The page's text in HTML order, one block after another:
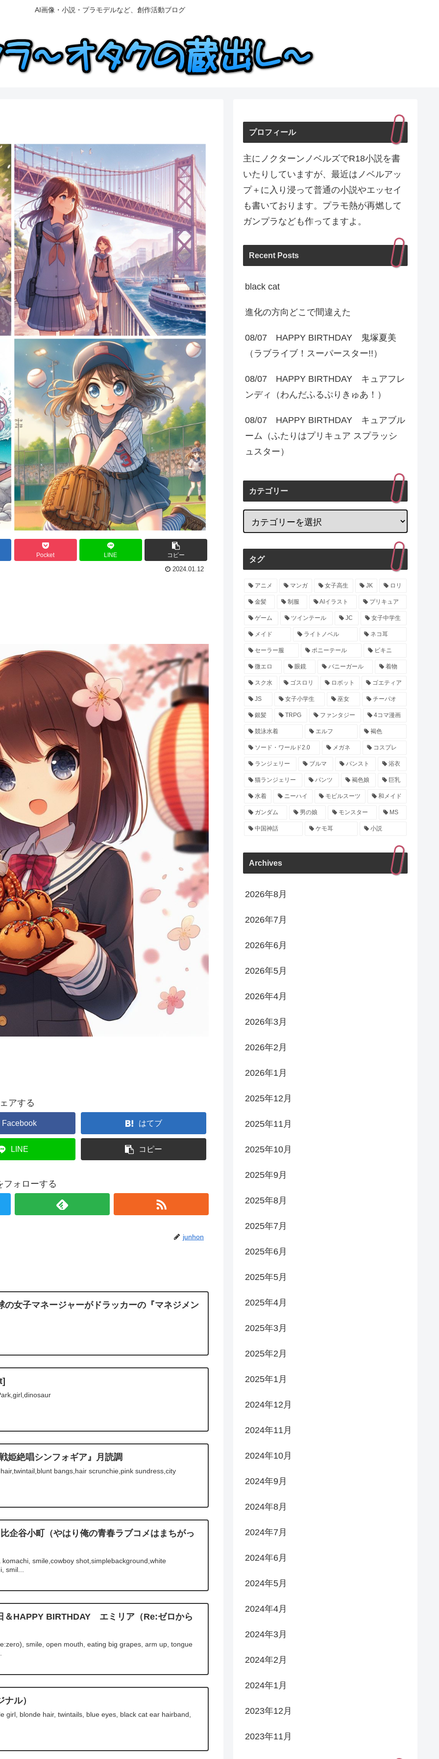
AI画像・小説・プラモデルなど、創作活動ブログ
Pocket LINE コピー
2024.01.12
アする
Facebook はてブ
LINE コピー
フォローする
junhon
の女子マネージャーがドラッカーの『マネジメン
姫絶唱シンフォギア』月読調
bangs,hair scrunchie,pink sundress,city
谷小町（やはり俺の青春ラブコメはまちがっ
smile,cowboy shot,simplebackground,white
smil...
HAPPY BIRTHDAY エミリア（Re:ゼロから
smile, open mouth, eating big grapes, arm up, tongue
ル）
girl, blonde hair, twintails, blue eyes, black cat ear hairband,
プロフィール
主にノクターンノベルズでR18小説を書
いたりしていますが、最近はノベルアッ
プ＋に入り浸って普通の小説やエッセイ
も書いております。プラモ熱が再燃して
ガンプラなども作ってますよ。
Recent Posts
black cat
進化の方向どこで間違えた
08/07 HAPPY BIRTHDAY 鬼塚夏美
（ラブライブ！スーパースター!!）
08/07 HAPPY BIRTHDAY キュアフレ
ンディ（わんだふるぷりきゅあ！）
08/07 HAPPY BIRTHDAY キュアブル
ーム（ふたりはプリキュア スプラッシ
ュスター）
カテゴリー
タグ
アニメ マンガ 女子高生 JK ロリ
金髪 制服 AIイラスト プリキュア
ゲーム ツインテール JC 女子中学生
メイド ライトノベル ネコ耳
セーラー服 ポニーテール ビキニ
微エロ 眼鏡 バニーガール 着物
スク水 ゴスロリ ロボット ゴエティア
JS 女子小学生 巫女 チーパオ
銀髪 TRPG ファンタジー 4コマ漫画
競泳水着 エルフ 褐色
ソード・ワールド2.0 メガネ コスプレ
ランジェリー ブルマ パンスト 浴衣
猫ランジェリー パンツ 褐色娘 巨乳
水着 ニーハイ モビルスーツ 和メイド
ガンダム 男の娘 モンスター MS
中国神話 ケモ耳 小説
Archives
2026年8月
2026年7月
2026年6月
2026年5月
2026年4月
2026年3月
2026年2月
2026年1月
2025年12月
2025年11月
2025年10月
2025年9月
2025年8月
2025年7月
2025年6月
2025年5月
2025年4月
2025年3月
2025年2月
2025年1月
2024年12月
2024年11月
2024年10月
2024年9月
2024年8月
2024年7月
2024年6月
2024年5月
2024年4月
2024年3月
2024年2月
2024年1月
2023年12月
2023年11月